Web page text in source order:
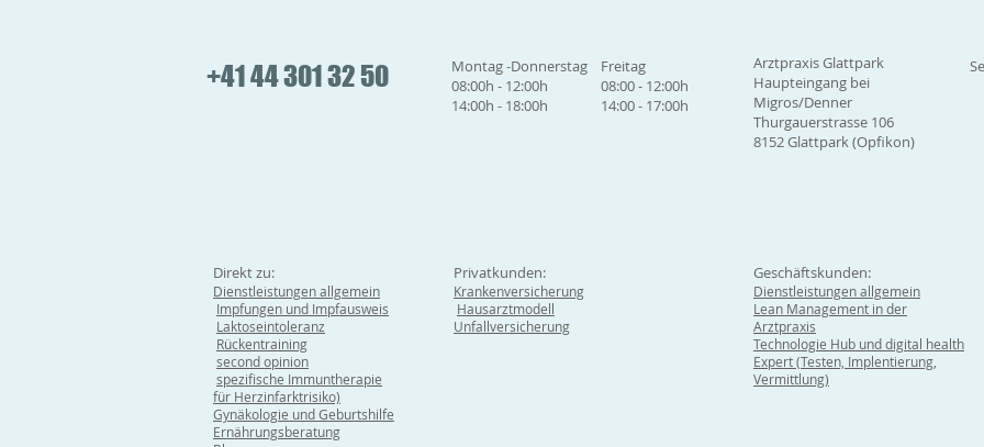
+41 44 301 32 50
Montag -Donnerstag
08:00h - 12:00h
14:00h - 18:00h
Freitag
08:00 - 12:00h
14:00 - 17:00h
Arztpraxis Glattpark
Haupteingang bei
Migros/Denner
Thurgauerstrasse 106
8152 Glattpark (Opfikon)
Direkt zu:
Dienstleistungen allgemein
Impfungen und Impfausweis
Laktoseintoleranz
Rückentraining
second opinion
spezifische Immuntherapie
für Herzinfarktrisiko)
Gynäkologie und Geburtshilfe
Ernährungsberatung
Privatkunden:
Krankenversicherung
Hausarztmodell
Unfallversicherung
Geschäftskunden:
Dienstleistungen allgemein
Lean Management in der
Arztpraxis
Technologie Hub und digital health
Expert (Testen, Implentierung,
Vermittlung)